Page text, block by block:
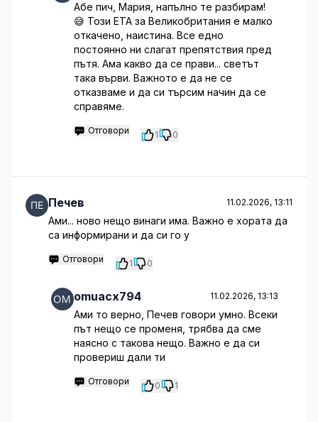
Абе пич, Мария, напълно те разбирам!
😅 Този ETA за Великобритания е малко
откачено, наистина. Все едно
постоянно ни слагат препятствия пред
пътя. Ама какво да се прави... светът
така върви. Важното е да не се
отказваме и да си търсим начин да се
справяме.
Отговори 1 0
Печев 11.02.2026, 13:11
Ами... ново нещо винаги има. Важно е хората да
са информирани и да си го у
Отговори 1 0
omuacx794 11.02.2026, 13:13
Ами то верно, Печев говори умно. Всеки
път нещо се променя, трябва да сме
наясно с такова нещо. Важно е да си
провериш дали ти
Отговори 0 1